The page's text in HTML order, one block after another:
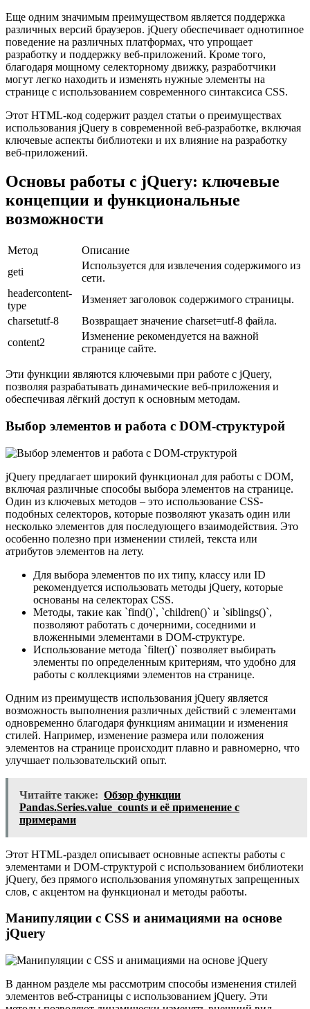
Еще одним значимым преимуществом является поддержка
различных версий браузеров. jQuery обеспечивает однотипное
поведение на различных платформах, что упрощает
разработку и поддержку веб-приложений. Кроме того,
благодаря мощному селекторному движку, разработчики
могут легко находить и изменять нужные элементы на
странице с использованием современного синтаксиса CSS.
Этот HTML-код содержит раздел статьи о преимуществах
использования jQuery в современной веб-разработке, включая
ключевые аспекты библиотеки и их влияние на разработку
веб-приложений.
Основы работы с jQuery: ключевые
концепции и функциональные
возможности
Метод
Описание
geti
Используется для извлечения содержимого из
сети.
headercontent-
type
Изменяет заголовок содержимого страницы.
charsetutf-8
Возвращает значение charset=utf-8 файла.
content2
Изменение рекомендуется на важной
странице сайте.
Эти функции являются ключевыми при работе с jQuery,
позволяя разрабатывать динамические веб-приложения и
обеспечивая лёгкий доступ к основным методам.
Выбор элементов и работа с DOM-структурой
jQuery предлагает широкий функционал для работы с DOM,
включая различные способы выбора элементов на странице.
Один из ключевых методов – это использование CSS-
подобных селекторов, которые позволяют указать один или
несколько элементов для последующего взаимодействия. Это
особенно полезно при изменении стилей, текста или
атрибутов элементов на лету.
Для выбора элементов по их типу, классу или ID
рекомендуется использовать методы jQuery, которые
основаны на селекторах CSS.
Методы, такие как `find()`, `children()` и `siblings()`,
позволяют работать с дочерними, соседними и
вложенными элементами в DOM-структуре.
Использование метода `filter()` позволяет выбирать
элементы по определенным критериям, что удобно для
работы с коллекциями элементов на странице.
Одним из преимуществ использования jQuery является
возможность выполнения различных действий с элементами
одновременно благодаря функциям анимации и изменения
стилей. Например, изменение размера или положения
элементов на странице происходит плавно и равномерно, что
улучшает пользовательский опыт.
Читайте также: Обзор функции
Pandas.Series.value_counts и её применение с
примерами
Этот HTML-раздел описывает основные аспекты работы с
элементами и DOM-структурой с использованием библиотеки
jQuery, без прямого использования упомянутых запрещенных
слов, с акцентом на функционал и методы работы.
Манипуляции с CSS и анимациями на основе
jQuery
В данном разделе мы рассмотрим способы изменения стилей
элементов веб-страницы с использованием jQuery. Эти